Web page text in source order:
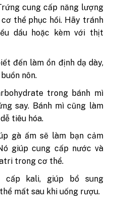
cung cấp năng lượng
thể phục hồi. Hãy tránh
dầu hoặc kèm với thịt
đến làm ổn định dạ dày,
nôn.
trong bánh mì
say. Bánh mì cũng làm
tiêu hóa.
gà ấm sẽ làm bạn cảm
giúp cung cấp nước và
trong cơ thể.
cấp kali, giúp bổ sung
mất sau khi uống rượu.